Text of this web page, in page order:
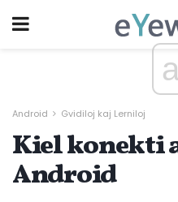
Android Gvidiloj kaj Lerniloj
Kiel konekti
Android